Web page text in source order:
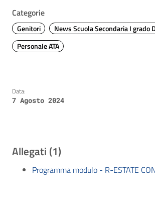
Categorie
Genitori
News Scuola Secondaria I grado
Personale ATA
Data:
7 Agosto 2024
Allegati (1)
Programma modulo - R-ESTATE